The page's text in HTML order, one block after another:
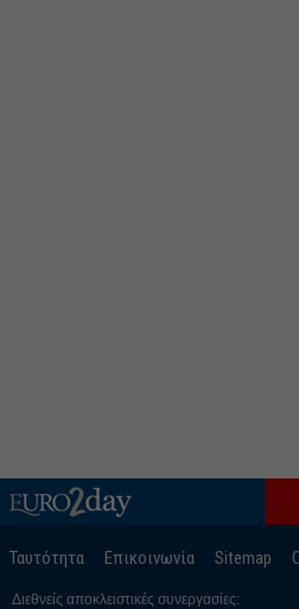
Ταυτότητα Επικοινωνία Sitemap
Διεθνείς αποκλειστικές συνεργασίες: